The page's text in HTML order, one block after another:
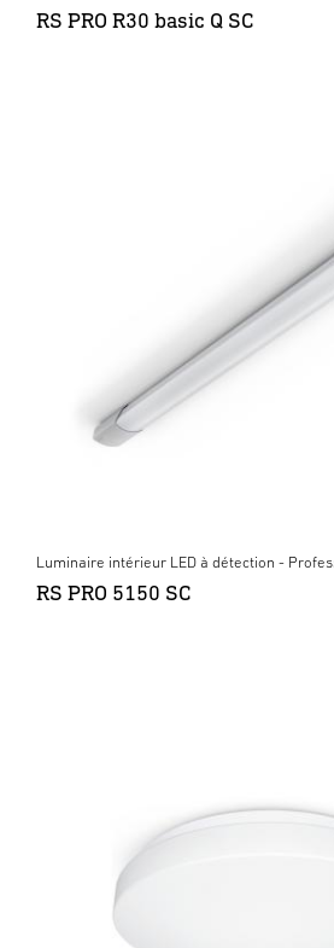
RS PRO R30 basic Q SC
Luminaire intérieur LED à détection -
RS PRO 5150 SC